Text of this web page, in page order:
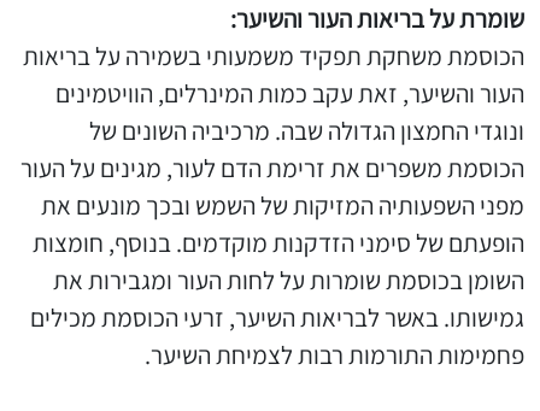
שומרת על בריאות העור והשיער:
הכוסמת משחקת תפקיד משמעותי בשמירה על בריאות
העור והשיער, זאת עקב כמות המינרלים, הוויטמינים
ונוגדי החמצון הגדולה שבה. מרכיביה השונים של
הכוסמת משפרים את זרימת הדם לעור, מגינים על העור
מפני השפעותיה המזיקות של השמש ובכך מונעים את
הופעתם של סימני הזדקנות מוקדמים. בנוסף, חומצות
השומן בכוסמת שומרות על לחות העור ומגבירות את
גמישותו. באשר לבריאות השיער, זרעי הכוסמת מכילים
פחמימות התורמות רבות לצמיחת השיער.